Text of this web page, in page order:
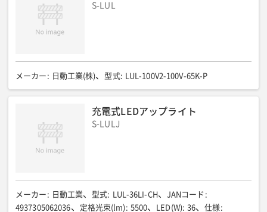
S-LUL
メーカー : 日動工業(株) 型式: LUL-100V2-100V-65K-P
充電式LEDアップライト
S-LULJ
メーカー : 日動工業 型式: LUL-36LI-CH JANコード :
4937305062036
定格光束(lm): 5500 LED(W): 36 仕様: